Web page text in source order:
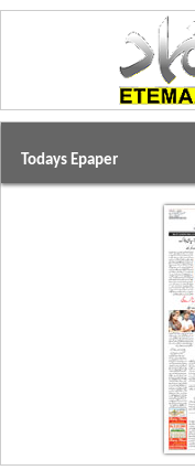
Todays Epaper